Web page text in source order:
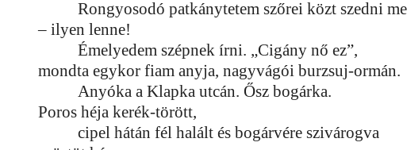
Rongyosodó patkánytetem szőrei közt szedni
– ilyen lenne!
Émelyedem szépnek írni. „Cigány nő ez”,
mondta egykor fiam anyja, nagyvágói burzsuj-ormán.
Anyóka a Klapka utcán. Ősz bogárka.
Poros héja kerék-törött,
cipel hátán fél halált és bogárvére szivárogva